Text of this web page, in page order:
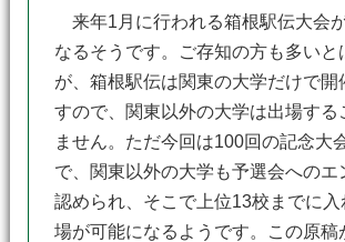
来年1月に行われる箱根駅伝大会
なるそうです。ご存知の方も多いと
が、箱根駅伝は関東の大学だけで開
すので、関東以外の大学は出場する
ません。ただ今回は100回の記念大
で、関東以外の大学も予選会へのエ
認められ、そこで上位13校までに入
場が可能になるようです。この原稿